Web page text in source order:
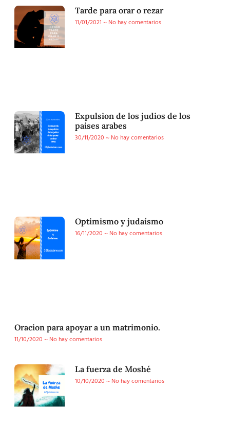
Tarde para orar o rezar
11/01/2021
No hay comentarios
Expulsion de los judios de los
paises arabes
30/11/2020
No hay comentarios
Optimismo y judaísmo
16/11/2020
No hay comentarios
Oracion para apoyar a un matrimonio.
11/10/2020
No hay comentarios
La fuerza de Moshé
10/10/2020
No hay comentarios